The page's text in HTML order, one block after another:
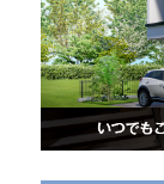
生涯続く
ラインナップ